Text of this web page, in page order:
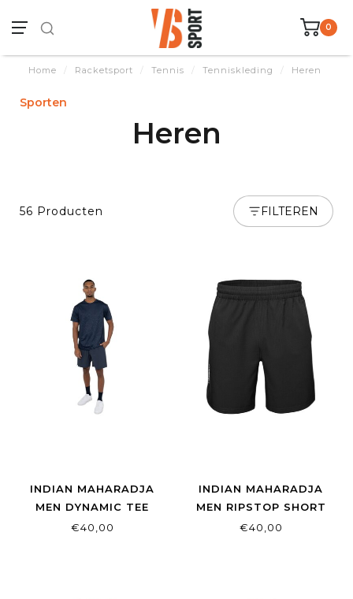
0
Home / Racketsport / Tennis / Tenniskleding / Heren
Sporten
Heren
56 Producten FILTEREN
INDIAN MAHARADJA
MEN DYNAMIC TEE
NIGHT BLUE
€40,00
INDIAN MAHARADJA
MEN RIPSTOP SHORT
BLACK
€40,00